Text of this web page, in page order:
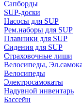
Сапборды
SUP-доски
Насосы для SUP
Рем.наборы для SUP
Плавники для SUP
Сидения для SUP
Страховочные лиши
Велосипеды,
Велосипеды
Электросамокаты
Надувной инвентарь
Бассейн